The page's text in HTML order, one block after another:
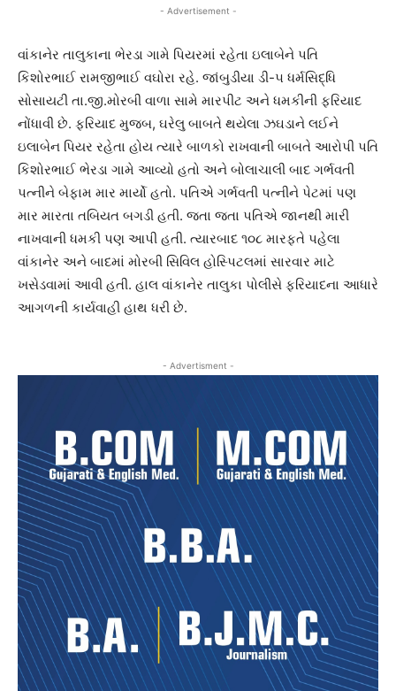
- Advertisement -
વાંકાનેર તાલુકાના ભેરડા ગામે પિયરમાં રહેતા ઇલાબેને પતિ
કિશોરભાઈ રામજીભાઈ વઘોરા રહે. જાંબુડીયા ડી-૫ ધર્મસિદ્ધિ
સોસાયટી તા.જી.મોરબી વાળા સામે મારપીટ અને ધમકીની ફરિયાદ
નોંધાવી છે. ફરિયાદ મુજબ, ઘરેલુ બાબતે થયેલા ઝઘડાને લઈને
ઇલાબેન પિયર રહેતા હોય ત્યારે બાળકો રાખવાની બાબતે આરોપી પતિ
કિશોરભાઈ ભેરડા ગામે આવ્યો હતો અને બોલાચાલી બાદ ગર્ભવતી
પત્નીને બેફામ માર માર્યો હતો. પતિએ ગર્ભવતી પત્નીને પેટમાં પણ
માર મારતા તબિયત બગડી હતી. જતા જતા પતિએ જાનથી મારી
નાખવાની ધમકી પણ આપી હતી. ત્યારબાદ ૧૦૮ મારફતે પહેલા
વાંકાનેર અને બાદમાં મોરબી સિવિલ હોસ્પિટલમાં સારવાર માટે
ખસેડવામાં આવી હતી. હાલ વાંકાનેર તાલુકા પોલીસે ફરિયાદના આધારે
આગળની કાર્યવાહી હાથ ધરી છે.
- Advertisment -